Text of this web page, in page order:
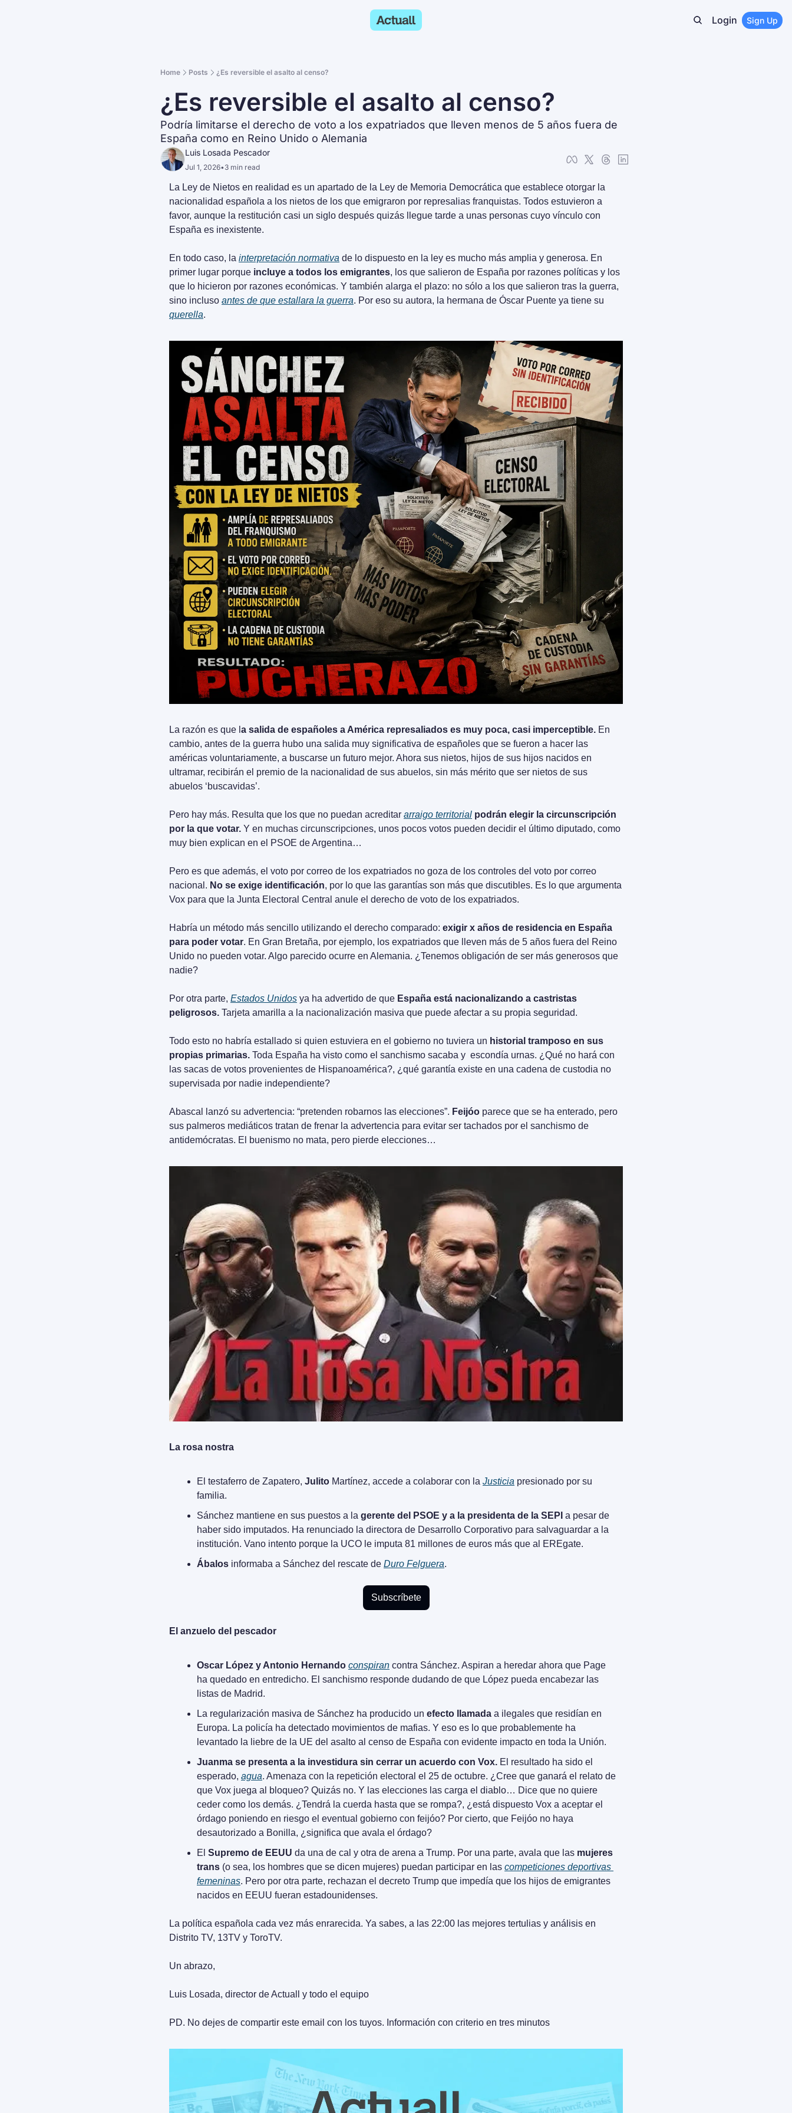
Login Sign Up
Home Posts ¿Es reversible el asalto al censo?
¿Es reversible el asalto al censo?
Podría limitarse el derecho de voto a los expatriados que lleven menos de 5 años fuera de
España como en Reino Unido o Alemania
Luis Losada Pescador
Jul 1, 2026•3 min read
La Ley de Nietos en realidad es un apartado de la Ley de Memoria Democrática que establece otorgar la
nacionalidad española a los nietos de los que emigraron por represalias franquistas. Todos estuvieron a
favor, aunque la restitución casi un siglo después quizás llegue tarde a unas personas cuyo vínculo con
España es inexistente.
En todo caso, la interpretación normativa de lo dispuesto en la ley es mucho más amplia y generosa. En
primer lugar porque incluye a todos los emigrantes, los que salieron de España por razones políticas y los
que lo hicieron por razones económicas. Y también alarga el plazo: no sólo a los que salieron tras la guerra,
sino incluso antes de que estallara la guerra
querella.
La razón es que l a salida de españoles a América represaliados es muy poca, casi imperceptible. En
cambio, antes de la guerra hubo una salida muy significativa de españoles que se fueron a hacer las
américas voluntariamente, a buscarse un futuro mejor. Ahora sus nietos, hijos de sus hijos nacidos en
ultramar, recibirán el premio de la nacionalidad de sus abuelos, sin más mérito que ser nietos de sus
abuelos ‘buscavidas’.
Pero hay más. Resulta que los que no puedan acreditar arraigo territorial podrán elegir la circunscripción
por la que votar. Y en muchas circunscripciones, unos pocos votos pueden decidir el último diputado, como
muy bien explican en el PSOE de Argentina…
Pero es que además, el voto por correo de los expatriados no goza de los controles del voto por correo
nacional. No se exige identificación, por lo que las garantías son más que discutibles. Es lo que argumenta
Vox para que la Junta Electoral Central anule el derecho de voto de los expatriados.
Habría un método más sencillo utilizando el derecho comparado: exigir x años de residencia en España
para poder votar. En Gran Bretaña, por ejemplo, los expatriados que lleven más de 5 años fuera del Reino
Unido no pueden votar. Algo parecido ocurre en Alemania. ¿Tenemos obligación de ser más generosos que
nadie?
Por otra parte, Estados Unidos ya ha advertido de que España está nacionalizando a castristas
peligrosos. Tarjeta amarilla a la nacionalización masiva que puede afectar a su propia seguridad.
Todo esto no habría estallado si quien estuviera en el gobierno no tuviera un historial tramposo en sus
propias primarias. Toda España ha visto como el sanchismo sacaba y  escondía urnas. ¿Qué no hará con
las sacas de votos provenientes de Hispanoamérica?, ¿qué garantía existe en una cadena de custodia no
supervisada por nadie independiente?
Abascal lanzó su advertencia: “pretenden robarnos las elecciones”. Feijóo parece que se ha enterado, pero
sus palmeros mediáticos tratan de frenar la advertencia para evitar ser tachados por el sanchismo de
antidemócratas. El buenismo no mata, pero pierde elecciones…
La rosa nostra
El testaferro de Zapatero, Julito Martínez, accede a colaborar con la Justicia presionado por su
familia.
Sánchez mantiene en sus puestos a la gerente del PSOE y a la presidenta de la SEPI a pesar de
haber sido imputados. Ha renunciado la directora de Desarrollo Corporativo para salvaguardar a la
institución. Vano intento porque la UCO le imputa 81 millones de euros más que al EREgate.
Ábalos informaba a Sánchez del rescate de Duro Felguera.
Subscríbete
El anzuelo del pescador
Oscar López y Antonio Hernando conspiran contra Sánchez. Aspiran a heredar ahora que Page
ha quedado en entredicho. El sanchismo responde dudando de que López pueda encabezar las
listas de Madrid.
La regularización masiva de Sánchez ha producido un efecto llamada a ilegales que residían en
Europa. La policía ha detectado movimientos de mafias. Y eso es lo que probablemente ha
levantado la liebre de la UE del asalto al censo de España con evidente impacto en toda la Unión.
Juanma se presenta a la investidura sin cerrar un acuerdo con Vox. El resultado ha sido el
esperado, agua. Amenaza con la repetición electoral el 25 de octubre. ¿Cree que ganará el relato de
que Vox juega al bloqueo? Quizás no. Y las elecciones las carga el diablo… Dice que no quiere
ceder como los demás. ¿Tendrá la cuerda hasta que se rompa?, ¿está dispuesto Vox a aceptar el
órdago poniendo en riesgo el eventual gobierno con feijóo? Por cierto, que Feijóo no haya
desautorizado a Bonilla, ¿significa que avala el órdago?
El Supremo de EEUU da una de cal y otra de arena a Trump. Por una parte, avala que las mujeres
trans (o sea, los hombres que se dicen mujeres) puedan participar en las competiciones deportivas
femeninas. Pero por otra parte, rechazan el decreto Trump que impedía que los hijos de emigrantes
nacidos en EEUU fueran estadounidenses.
La política española cada vez más enrarecida. Ya sabes, a las 22:00 las mejores tertulias y análisis en
Distrito TV, 13TV y ToroTV.
Un abrazo,
Luis Losada, director de Actuall y todo el equipo
PD. No dejes de compartir este email con los tuyos. Información con criterio en tres minutos